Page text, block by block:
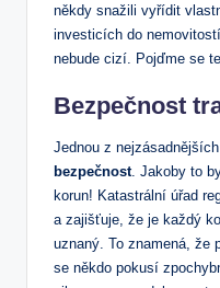
někdy snažili vyřídit
investicích do‍
nebude cizí. Pojďme se
Bezpečnost
Jednou‌ z
bezpečnost. Jakoby to
korun!⁣ Katastrální úřad
a zajišťuje, že je každý
uznaný. To znamená, že
se někdo pokusí